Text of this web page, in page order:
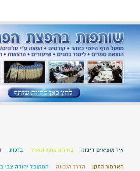
איך מוציאים דיבוק בחירות 2015 תאריך ברכות
האדמור הזקן הדרך הנכונה המקובל יהודה צבי